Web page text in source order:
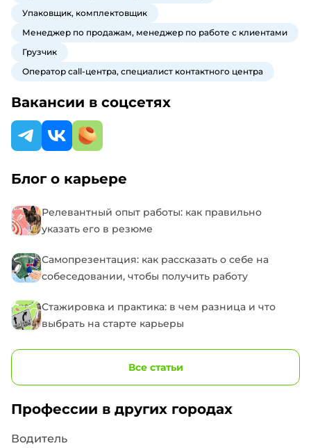
Упаковщик, комплектовщик
Менеджер по продажам, менеджер по работе с клиентами
Грузчик
Оператор call-центра, специалист контактного центра
Вакансии в соцсетях
Блог о карьере
Релевантный опыт работы: как правильно
указать его в резюме
Самопрезентация: как рассказать о себе на
собеседовании, чтобы получить работу
Стажировка и практика: в чем разница и что
выбрать на старте карьеры
Все статьи
Профессии в других городах
Водитель